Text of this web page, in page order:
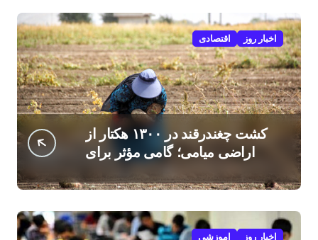
اخبار روز اقتصادی
کشت چغندرقند در ۱۳۰۰ هکتار از
اراضی میامی؛ گامی مؤثر برای
افزایش درآمد کشاورزان
اخبار روز اموزشی